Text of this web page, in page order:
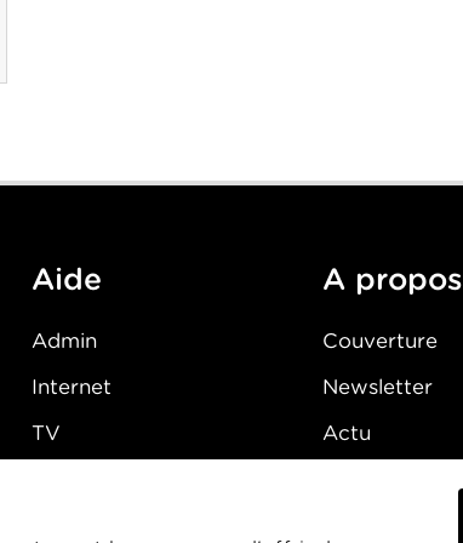
Aide
Admin
Internet
TV
A propos
Couverture
Newsletter
Actu